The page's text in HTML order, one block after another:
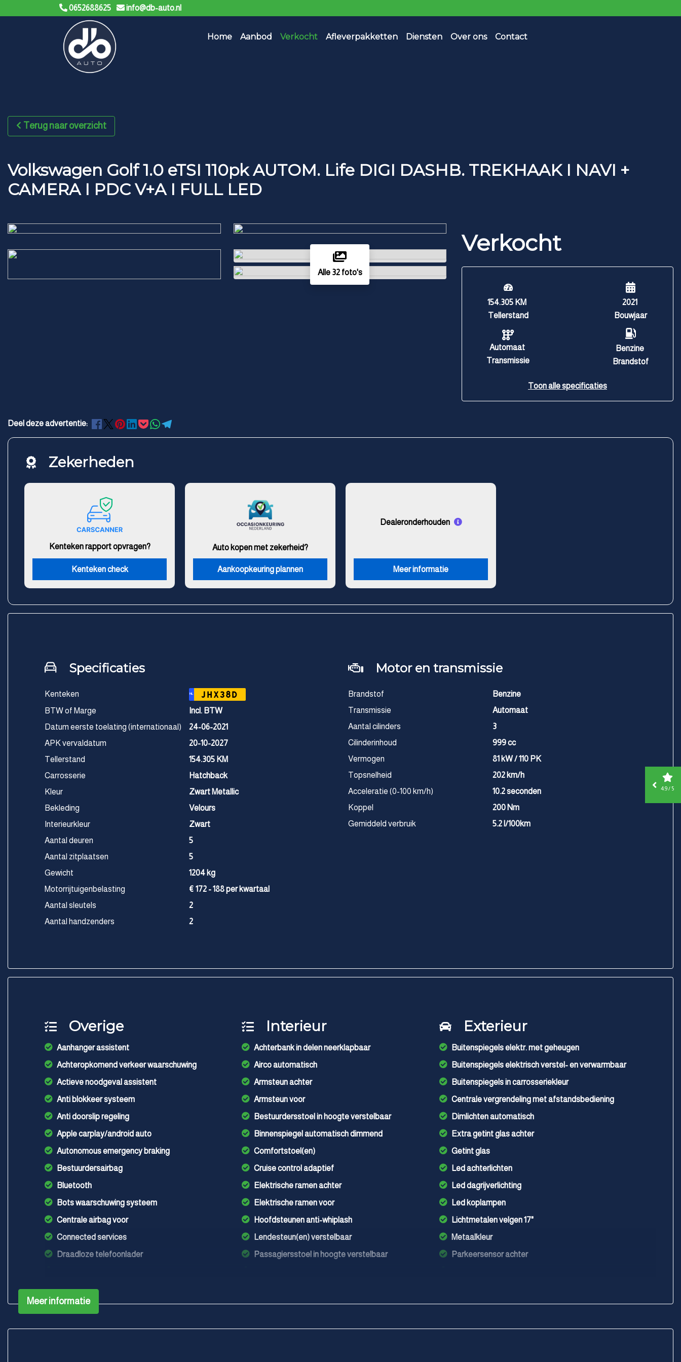
0652688625 info@db-auto.nl
Home Aanbod Verkocht Afleverpakketten Diensten Over ons Contact
Terug naar overzicht
Volkswagen Golf 1.0 eTSI 110pk AUTOM. Life DIGI DASHB. TREKHAAK I NAVI +
CAMERA I PDC V+A I FULL LED
Alle 32 foto's
Verkocht
154.305 KM
Tellerstand
Automaat
Transmissie
2021
Bouwjaar
Benzine
Brandstof
Toon alle specificaties
Deel deze advertentie:
Zekerheden
Kenteken rapport opvragen?
Kenteken check
Auto kopen met zekerheid?
Aankoopkeuring plannen
Dealeronderhouden
Meer informatie
Specificaties
Kenteken NL JHX38D
BTW of Marge
Incl. BTW
Datum eerste toelating (internationaal)
24-06-2021
APK vervaldatum
20-10-2027
Tellerstand
154.305 KM
Carrosserie
Hatchback
Kleur
Zwart Metallic
Bekleding
Velours
Interieurkleur
Zwart
Aantal deuren
5
Aantal zitplaatsen
5
Gewicht
1204 kg
Motorrijtuigenbelasting
€ 172 - 188 per kwartaal
Aantal sleutels
2
Aantal handzenders
2
Motor en transmissie
Brandstof
Benzine
Transmissie
Automaat
Aantal cilinders
3
Cilinderinhoud
999 cc
Vermogen
81 kW / 110 PK
Topsnelheid
202 km/h
Acceleratie (0-100 km/h)
10.2 seconden
Koppel
200 Nm
Gemiddeld verbruik
5.2 l/100km
Overige
Aanhanger assistent
Achteropkomend verkeer waarschuwing
Actieve noodgeval assistent
Anti blokkeer systeem
Anti doorslip regeling
Apple carplay/android auto
Autonomous emergency braking
Bestuurdersairbag
Bluetooth
Bots waarschuwing systeem
Centrale airbag voor
Connected services
Draadloze telefoonlader
Hoofd airbag(s) achter
Hoofd airbag(s) voor
Interieur
Achterbank in delen neerklapbaar
Airco automatisch
Armsteun achter
Armsteun voor
Bestuurdersstoel in hoogte verstelbaar
Binnenspiegel automatisch dimmend
Comfortstoel(en)
Cruise control adaptief
Elektrische ramen achter
Elektrische ramen voor
Hoofdsteunen anti-whiplash
Lendesteun(en) verstelbaar
Passagiersstoel in hoogte verstelbaar
Stuurbekrachtiging snelheidsafhankelijk
Exterieur
Buitenspiegels elektr. met geheugen
Buitenspiegels elektrisch verstel- en verwarmbaar
Buitenspiegels in carrosseriekleur
Centrale vergrendeling met afstandsbediening
Dimlichten automatisch
Extra getint glas achter
Getint glas
Led achterlichten
Led dagrijverlichting
Led koplampen
Lichtmetalen velgen 17"
Metaalkleur
Parkeersensor achter
Meer informatie
4.9 / 5